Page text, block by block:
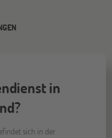
in
sich in der